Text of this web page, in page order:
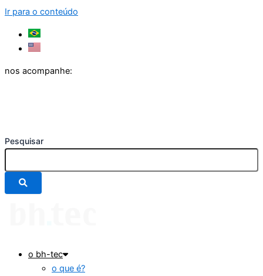
Ir para o conteúdo
nos acompanhe:
Pesquisar
o bh-tec
o que é?